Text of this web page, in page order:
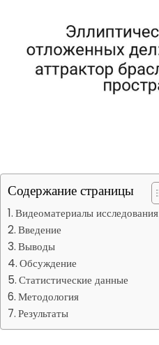
Содержание страницы
Видеоматериалы исследования
Введение
Выводы
Обсуждение
Статистические данные
Методология
Результаты